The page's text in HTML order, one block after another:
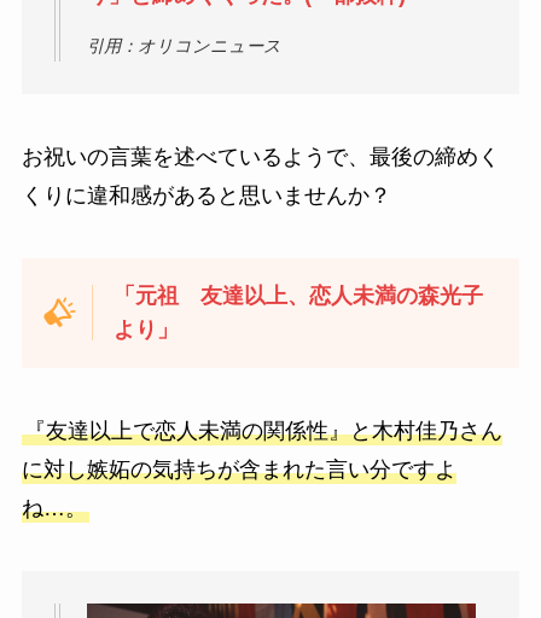
引用：オリコンニュース
お祝いの言葉を述べているようで、最後の締めく
くりに違和感があると思いませんか？
「元祖 友達以上、恋人未満の森光子
より」
『友達以上で恋人未満の関係性』と木村佳乃さん
に対し嫉妬の気持ちが含まれた言い分ですよ
ね…。